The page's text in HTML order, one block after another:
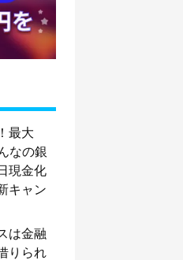
最大
なの銀
現金化
キャン
は金融
りられ